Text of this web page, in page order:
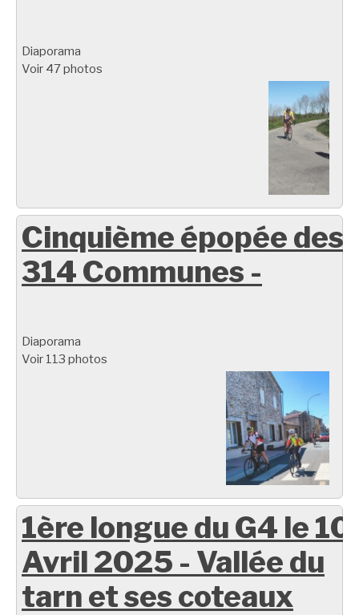
Diaporama
Voir 47 photos
Cinquième épopée des
314 Communes -
Diaporama
Voir 113 photos
1ère longue du G4 le 10
Avril 2025 - Vallée du
tarn et ses coteaux